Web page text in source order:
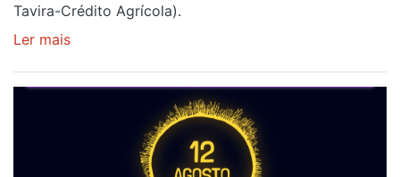
Tavira-Crédito Agrícola).
Ler mais